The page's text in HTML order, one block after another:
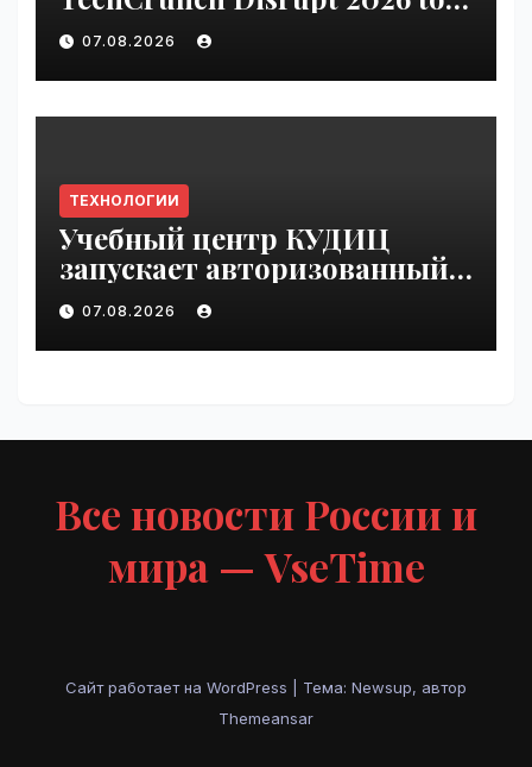
be seen by thousands |
VseTime.ru
07.08.2026
ТЕХНОЛОГИИ
Учебный центр КУДИЦ
запускает авторизованный
курс по
администрированию Mind
Migrate#guest | VseTime.ru
07.08.2026
Все новости России и
мира — VseTime
Сайт работает на WordPress
Тема: Newsup, автор
Themeansar